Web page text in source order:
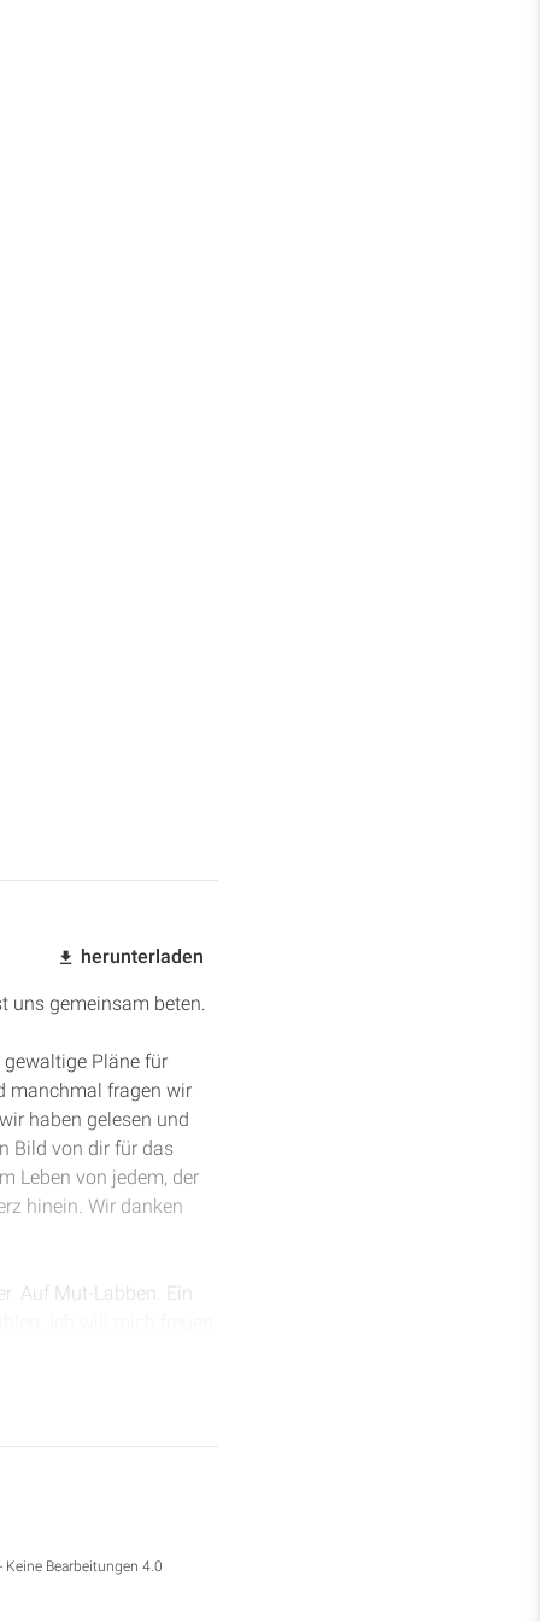
herunterladen
uns gemeinsam beten.
Pläne für
manchmal fragen wir
haben gelesen und
Bild von dir für das
Leben von jedem, der
hinein. Wir danken
Auf Mut-Labben. Ein
was er für dich
– besser gesagt – sie
Tatsache, dass Gott
kann, dass er
Bearbeitungen 4.0